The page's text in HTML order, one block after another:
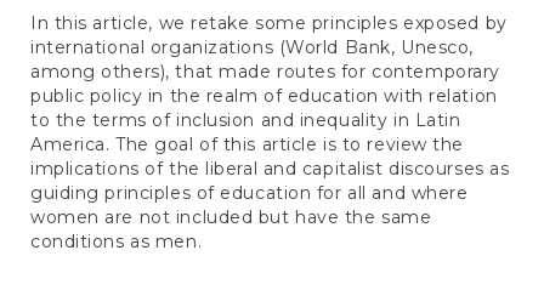
In this article, we retake some principles exposed by
international organizations (World Bank, Unesco,
among others), that made routes for contemporary
public policy in the realm of education with relation
to the terms of inclusion and inequality in Latin
America. The goal of this article is to review the
implications of the liberal and capitalist discourses as
guiding principles of education for all and where
women are not included but have the same
conditions as men.